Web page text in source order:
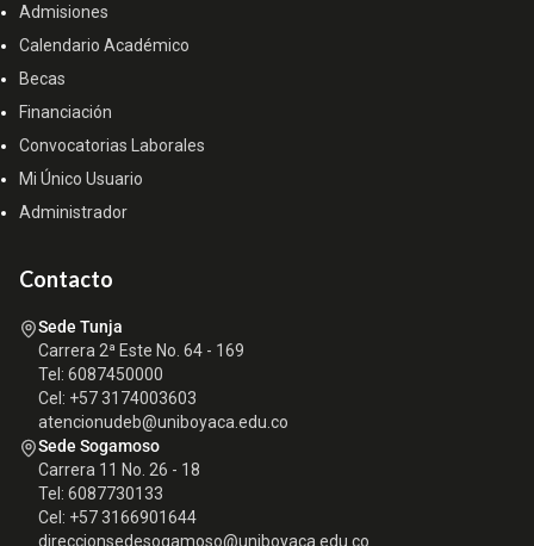
Admisiones
Calendario Académico
Becas
Financiación
Convocatorias Laborales
Mi Único Usuario
Administrador
Contacto
Sede Tunja
Carrera 2ª Este No. 64 - 169
Tel: 6087450000
Cel: +57 3174003603
atencionudeb@uniboyaca.edu.co
Sede Sogamoso
Carrera 11 No. 26 - 18
Tel: 6087730133
Cel: +57 3166901644
direccionsedesogamoso@uniboyaca.edu.co